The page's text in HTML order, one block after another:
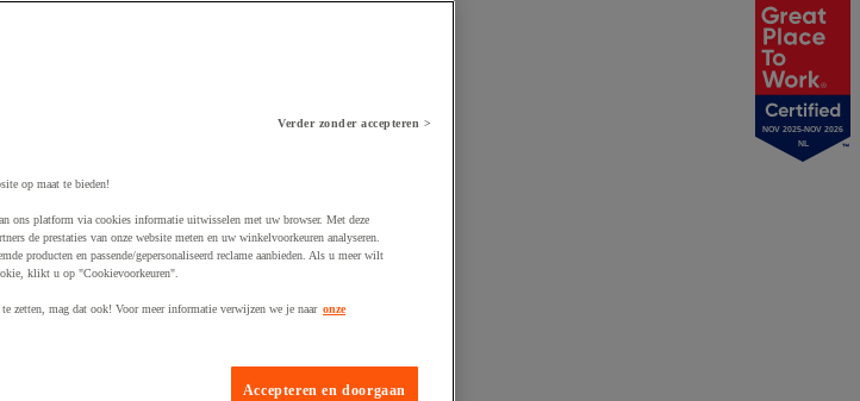
NOV 2025-NOV 2026
NL
Verder zonder accepteren >
op maat te bieden!
ons platform via cookies informatie uitwisselen met uw browser. Met deze
de prestaties van onze website meten en uw winkelvoorkeuren analyseren.
producten en passende/gepersonaliseerd reclame aanbieden. Als u meer wilt
klikt u op "Cookievoorkeuren".
zetten, mag dat ook! Voor meer informatie verwijzen we je naar onze
Accepteren en doorgaan